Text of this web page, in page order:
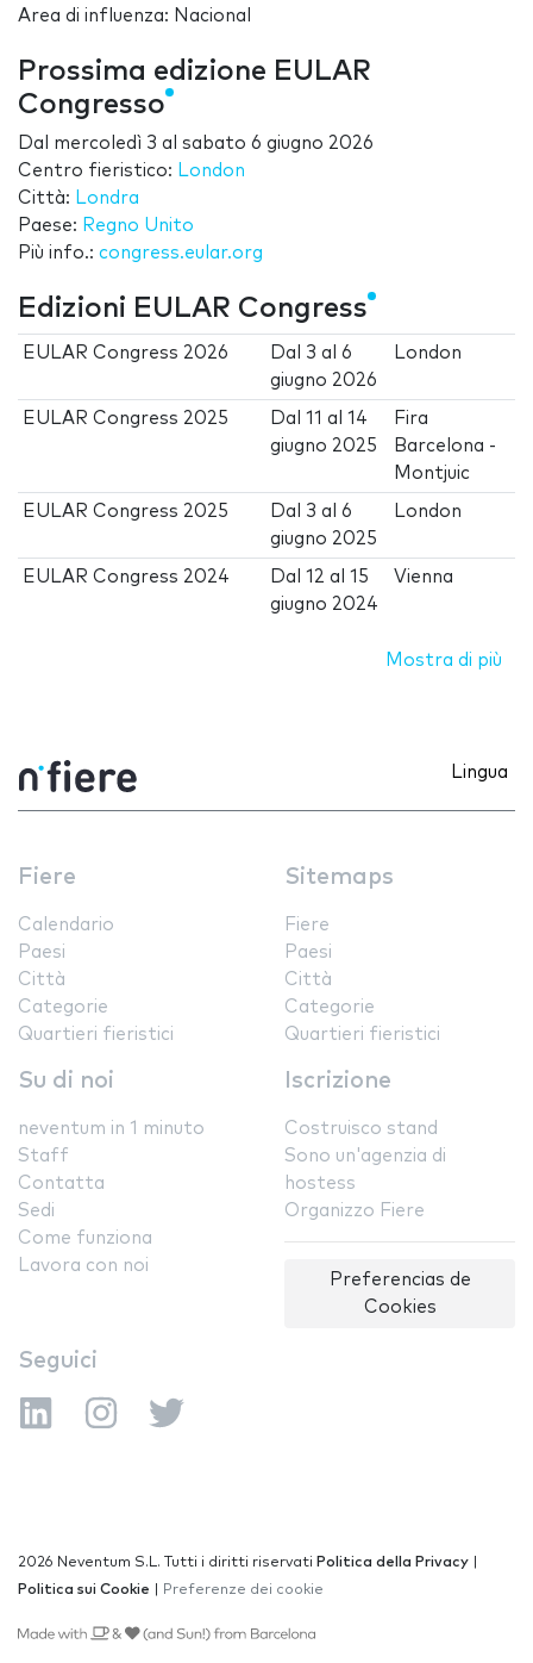
Area di influenza: Nacional
Prossima edizione EULAR
Congresso
Dal mercoledì 3 al sabato 6 giugno 2026
Centro fieristico: London
Città: Londra
Paese: Regno Unito
Più info.: congress.eular.org
Edizioni EULAR Congress
EULAR Congress 2026 Dal 3 al6
giugno 2026
London
EULAR Congress 2025 Dal11 al14
giugno 2025
Fira
Barcelona -
Montjuic
EULAR Congress 2025 Dal 3 al6
giugno 2025
London
EULAR Congress 2024 Dal12 al15
giugno 2024
Vienna
Mostra di più
Lingua
Fiere
Calendario
Paesi
Città
Categorie
Quartieri fieristici
Sitemaps
Fiere
Paesi
Città
Categorie
Quartieri fieristici
Su di noi
neventum in 1 minuto
Staff
Contatta
Sedi
Come funziona
Lavora con noi
Iscrizione
Costruisco stand
Sono un'agenzia di
hostess
Organizzo Fiere
Preferencias de
Cookies
Seguici
2026 Neventum S.L. Tutti i diritti riservati Politica della Privacy
Politica sui Cookie
Preferenze dei cookie